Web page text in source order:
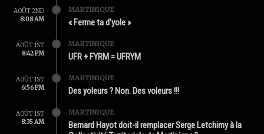
AOÛT 2ND
8:08 AM
MARTINIQUE
« Ferme ta d’yole »
AOÛT 1ST
8:42 PM
MARTINIQUE
UFR + FYRM = UFRYM
AOÛT 1ST
6:56 PM
MARTINIQUE
Des yoleurs ? Non. Des voleurs !!!
AOÛT 1ST
8:35 AM
MARTINIQUE
Bernard Hayot doit-il remplacer Serge Letchimy à la